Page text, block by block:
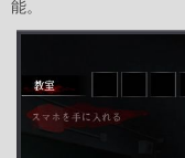
能。